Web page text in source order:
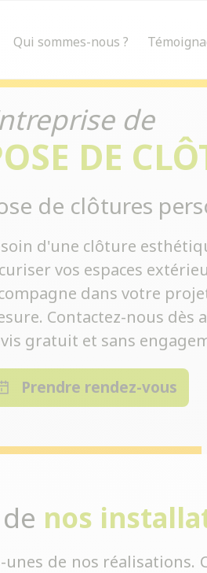
Qui sommes-nous ?
de
DE
de clôtures
d'une clôture
vos espaces
dans votre
Contactez-nous
gratuit et sans
Prendre rendez-vous
nos
de nos réalisations.